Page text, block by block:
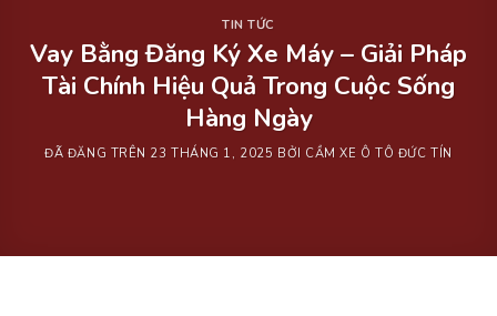
TIN TỨC
Vay Bằng Đăng Ký Xe Máy – Giải Pháp
Tài Chính Hiệu Quả Trong Cuộc Sống
Hàng Ngày
ĐÃ ĐĂNG TRÊN 23 THÁNG 1, 2025 BỞI CẦM XE Ô TÔ ĐỨC TÍN